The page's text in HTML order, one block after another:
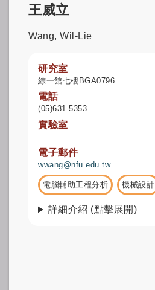
王威立
Wang, Wil-Lie
研究室
綜一館七樓BGA0796
電話
(05)631-5353
實驗室
電子郵件
wwang@nfu.edu.tw
電腦輔助工程分析 機械設計
詳細介紹 (點擊展開)